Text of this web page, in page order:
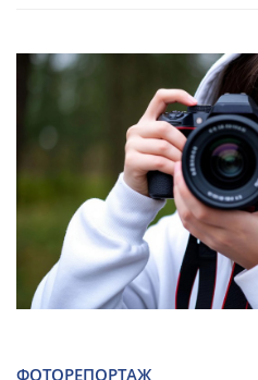
ФОТОРЕПОРТАЖ